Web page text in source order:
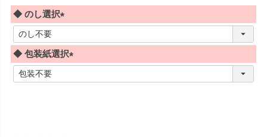
◆ のし選択
必
須
◆ 包装紙選択
必